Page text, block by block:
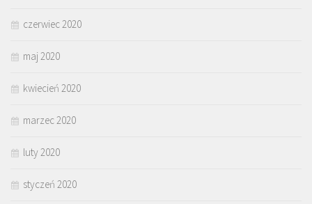
czerwiec 2020
maj 2020
kwiecień 2020
marzec 2020
luty 2020
styczeń 2020